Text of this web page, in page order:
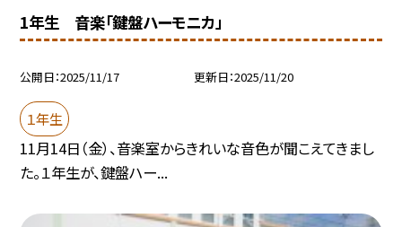
1年生 音楽「鍵盤ハーモニカ」
公開日 2025/11/17 更新日 2025/11/20
１年生
11月14日（金）、音楽室からきれいな音色が聞こえてきまし
た。１年生が、鍵盤ハー...